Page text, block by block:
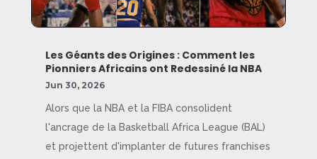
Les Géants des Origines : Comment les
Pionniers Africains ont Redessiné la NBA
Jun 30, 2026
Alors que la NBA et la FIBA consolident
l'ancrage de la Basketball Africa League (BAL)
et projettent d'implanter de futures franchises